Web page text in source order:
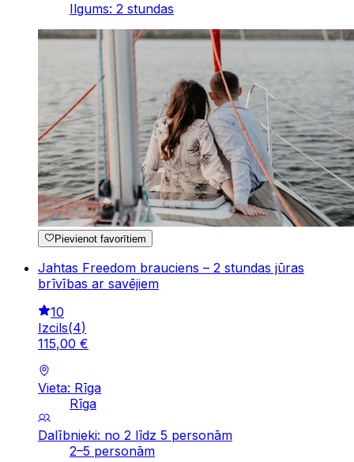
Ilgums: 2 stundas
Pievienot favorītiem
Jahtas Freedom brauciens – 2 stundas jūras
brīvības ar savējiem
10
Izcils(4)
115,00 €
Vieta: Rīga
Rīga
Dalībnieki: no 2 līdz 5 personām
2–5 personām